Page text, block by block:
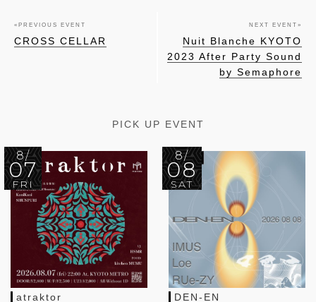
« PREVIOUS EVENT
CROSS CELLAR
NEXT EVENT »
Nuit Blanche KYOTO
2023 After Party Sound
by Semaphore
PICK UP EVENT
8/
07
FRI
atraktor
8/
08
SAT
DEN-EN